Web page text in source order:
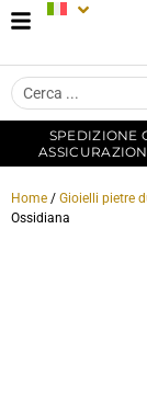
SPEDIZIONE
Home / Gioielli pietre
Ossidiana